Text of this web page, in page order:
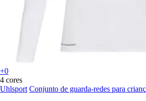
+0
4 cores
Uhlsport Conjunto de guarda-redes para